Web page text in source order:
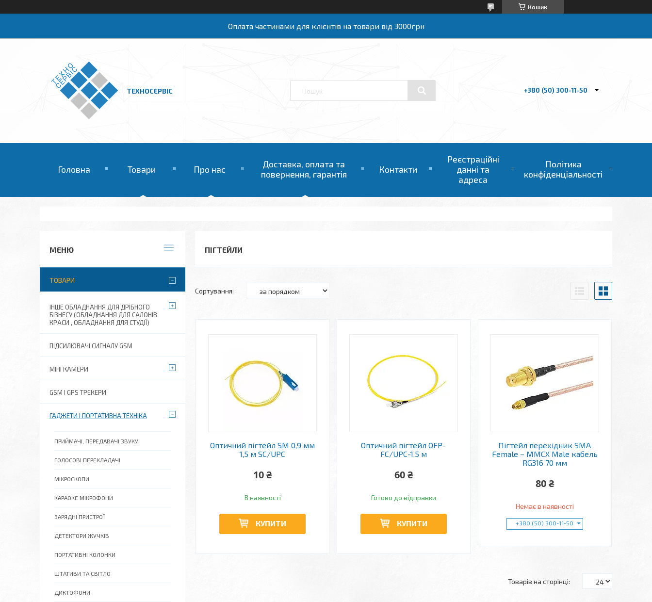
Кошик
Оплата частинами для клієнтів на товари від 3000грн
ТЕХНОСЕРВІС +380 (50) 300-11-50
Головна Товари Про нас
Доставка, оплата та
повернення, гарантія
Контакти
Реєстраційні
данні та
адреса
Політика
конфіденціальності
ПІГТЕЙЛИ
Оптичний пігтейл SM 0,9 мм
1,5 м SC/UPC
10 ₴
В наявності
КУПИТИ
Оптичний пігтейл OFP-
FC/UPC-1.5 м
60 ₴
Готово до відправки
КУПИТИ
Пігтейл перехідник SMA
Female – MMCX Male кабель
RG316 70 мм
80 ₴
Немає в наявності
+380 (50) 300-11-50
ТОВАРИ
ІНШЕ ОБЛАДНАННЯ ДЛЯ ДРІБНОГО
БІЗНЕСУ (ОБЛАДНАННЯ ДЛЯ САЛОНІВ
КРАСИ , ОБЛАДНАННЯ ДЛЯ СТУДІЇ)
ПІДСИЛЮВАЧІ СИГНАЛУ GSM
МІНІ КАМЕРИ
GSM І GPS ТРЕКЕРИ
ГАДЖЕТИ І ПОРТАТИВНА ТЕХНІКА
ПРИЙМАЧІ, ПЕРЕДАВАЧІ ЗВУКУ
ГОЛОСОВІ ПЕРЕКЛАДАЧІ
МІКРОСКОПИ
КАРАОКЕ МІКРОФОНИ
ЗАРЯДНІ ПРИСТРОЇ
ДЕТЕКТОРИ ЖУЧКІВ
ПОРТАТИВНІ КОЛОНКИ
ШТАТИВИ ТА СВІТЛО
ДИКТОФОНИ